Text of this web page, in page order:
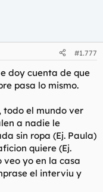
eran mas pequeñas
melafo claro esta)
#1.777
doy cuenta de que
pasa lo mismo.
todo el mundo ver
a nadie le
sin ropa (Ej. Paula)
quiere (Ej.
veo yo en la casa
el interviu y